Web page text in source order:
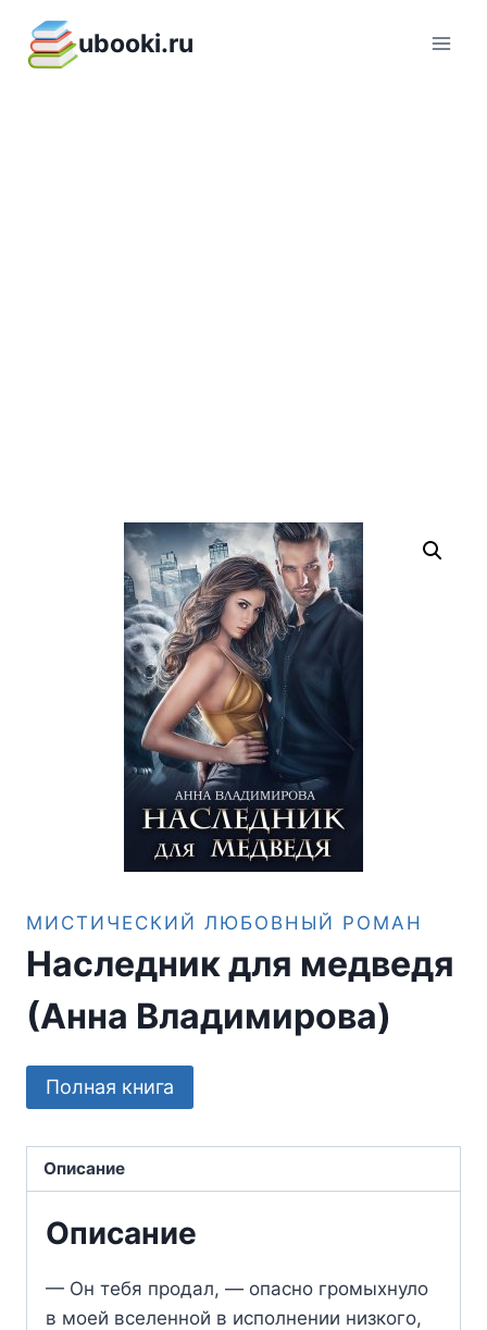
содержимому
ubooki.ru
МИСТИЧЕСКИЙ ЛЮБОВНЫЙ РОМАН
Наследник для медведя
(Анна Владимирова)
Полная книга
Описание
Описание
— Он тебя продал, — опасно громыхнуло
в моей вселенной в исполнении низкого,